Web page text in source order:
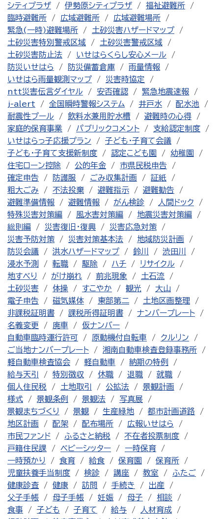
シティプラザ 伊勢原シティプラザ
福祉避難所
臨時避難所
広域避難所
広域避難場所
緊急(一時)避難場所
土砂災害ハザードマップ
土砂災害特別警戒区域
土砂災害警戒区域
土砂災害防止法
いせはらくらし安心メール
防災いせはら
防災備蓄倉庫
雨量情報
いせはら雨量観測マップ
災害時協定
ntt災害伝言ダイヤル
安否確認
緊急地震速報
j-alert
全国瞬時警報システム 井戸水
配水池
耐震性プール
飲料水兼用貯水槽
避難時の心得
家庭的保育事業
パブリックコメント
支給認定制度
いせはらっ子応援プラン
子ども・子育て会議
子ども・子育て支援新制度
認定こども園
幼稚園
住宅ローン控除
公的年金
市県民税申告
確定申告
防護服 ごみ収集計画
証紙
粗大ごみ
不法投棄 避難指示
避難勧告
避難準備情報
避難情報 がん検診
人間ドック
特殊災害対策編
風水害対策編
地震災害対策編
総則編
災害復旧・復興
災害応急対策
災害予防対策
災害対策基本法
地域防災計画
防災会議
洪水ハザードマップ 鈴川
渋田川
浸水予測
転職 駆除 ハチ
リサイクル
地すべり
がけ崩れ 前兆現象
土石流
土砂災害
体操 すこやか 観光
大山
電子申告
磁気媒体 東部第二
土地区画整理
非課税証明書
課税所得証明書
ナンバープレート
名義変更
廃車
仮ナンバー
自動車臨時運行許可
原動機付自転車
クルリン
ご当地ナンバープレート
湘南自動車検査登録事務所
軽自動車検査協会
軽自動車
納期の特例
給与天引
特別徴収 休職 退職
就職
個人住民税
土地取引 公拡法
景観計画
様式
景観条例 景観法
写真展
景観まちづくり
景観 生産緑地
都市計画道路
地区計画
配架 配布場所
広報いせはら
市民ファンド
ふるさと納税
不在者投票制度
戸籍住民課
ベビーシッター
一時保育
一時預かり
食育 給食 保育園
保育所
児童扶養手当制度
検診 講座 教室
ふたご
健康診査
健康 訪問 手続き
出産
父子手帳
母子手帳 妊娠 母子
相談
食事
子ども 子育て 給与
人材育成